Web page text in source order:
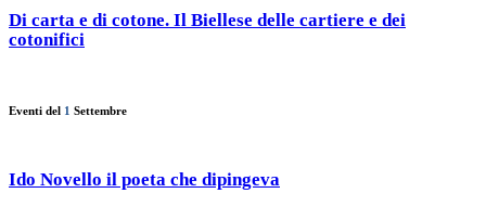
Di carta e di cotone. Il Biellese delle cartiere e dei
cotonifici
Eventi del 1 Settembre
Ido Novello il poeta che dipingeva